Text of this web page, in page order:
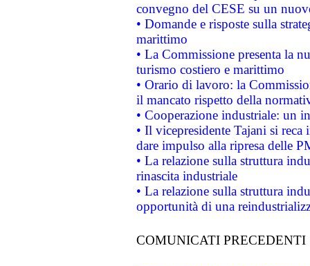
convegno del CESE su un
• Domande e risposte sulla
marittimo
• La Commissione presenta la
turismo costiero e marittimo
• Orario di lavoro: la
il mancato rispetto della
• Cooperazione industriale: un
• Il vicepresidente Tajani si
dare impulso alla ripresa delle
• La relazione sulla struttura
rinascita industriale
• La relazione sulla struttura
opportunità di una
COMUNICATI PRECEDENTI